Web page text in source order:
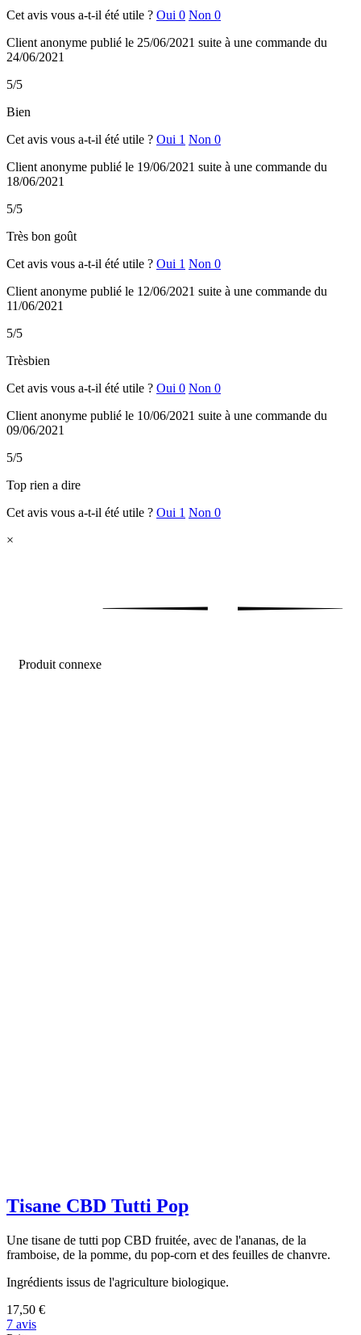
Cet avis vous a-t-il été utile ? Oui 0 Non 0
Client anonyme publié le 25/06/2021 suite à une commande du
24/06/2021
5/5
Bien
Cet avis vous a-t-il été utile ? Oui 1 Non 0
Client anonyme publié le 19/06/2021 suite à une commande du
18/06/2021
5/5
Très bon goût
Cet avis vous a-t-il été utile ? Oui 1 Non 0
Client anonyme publié le 12/06/2021 suite à une commande du
11/06/2021
5/5
Trèsbien
Cet avis vous a-t-il été utile ? Oui 0 Non 0
Client anonyme publié le 10/06/2021 suite à une commande du
09/06/2021
5/5
Top rien a dire
Cet avis vous a-t-il été utile ? Oui 1 Non 0
×
Produit connexe
Tisane CBD Tutti Pop
Une tisane de tutti pop CBD fruitée, avec de l'ananas, de la
framboise, de la pomme, du pop-corn et des feuilles de chanvre.
Ingrédients issus de l'agriculture biologique.
17,50 €
7 avis